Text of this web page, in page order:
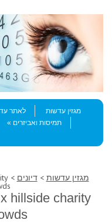
Menu
Skip to content
מגזין עדשות
לאתר
תמיסות ואביזרים
מגזין עדשות >דיונים
hillside charity